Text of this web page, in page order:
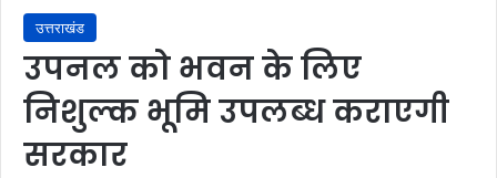
उत्तराखंड
उपनल को भवन के लिए
निशुल्क भूमि उपलब्ध कराएगी
सरकार